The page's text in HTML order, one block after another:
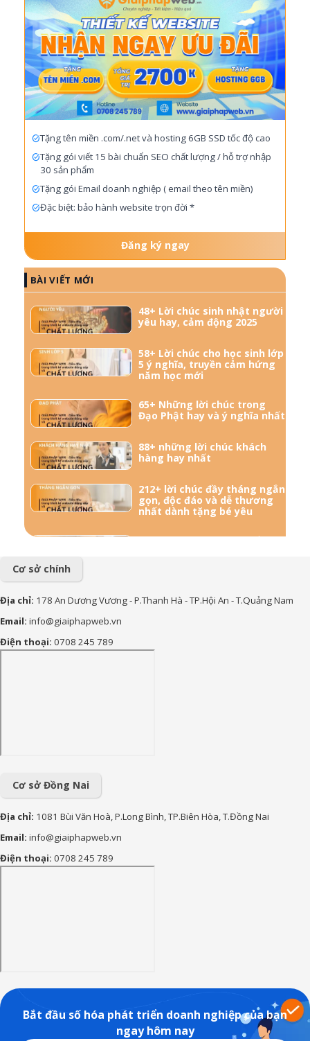
Tặng tên miền .com/.net và hosting 6GB SSD tốc độ cao
Tặng gói viết 15 bài chuẩn SEO chất lượng / hỗ trợ nhập
30 sản phẩm
Tặng gói Email doanh nghiệp ( email theo tên miền)
Đặc biệt: bảo hành website trọn đời *
Đăng ký ngay
BÀI VIẾT MỚI
48+ Lời chúc sinh nhật người
yêu hay, cảm động 2025
58+ Lời chúc cho học sinh lớp
5 ý nghĩa, truyền cảm hứng
năm học mới
65+ Những lời chúc trong
Đạo Phật hay và ý nghĩa nhất
88+ những lời chúc khách
hàng hay nhất
212+ lời chúc đầy tháng ngắn
gọn, độc đáo và dễ thương
nhất dành tặng bé yêu
57+ Những lời chúc bà bầu
thuận lợi hay và ý nghĩa nhất
Cơ sở chính
Địa chỉ: 178 An Dương Vương - P.Thanh Hà - TP.Hội An - T.Quảng Nam
Email: info@giaiphapweb.vn
Điện thoại: 0708 245 789
Cơ sở Đồng Nai
Địa chỉ: 1081 Bùi Văn Hoà, P.Long Bình, TP.Biên Hòa, T.Đồng Nai
Email: info@giaiphapweb.vn
Điện thoại: 0708 245 789
Bắt đầu số hóa phát triển doanh nghiệp của bạn
ngay hôm nay